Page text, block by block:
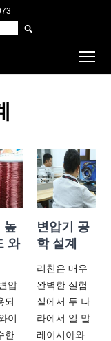

높
와
압
되
이
한
변압기 공
학 설계
리친은 매우
완벽한 실험
실에서 두 나
라에서 일 말
레이시아와